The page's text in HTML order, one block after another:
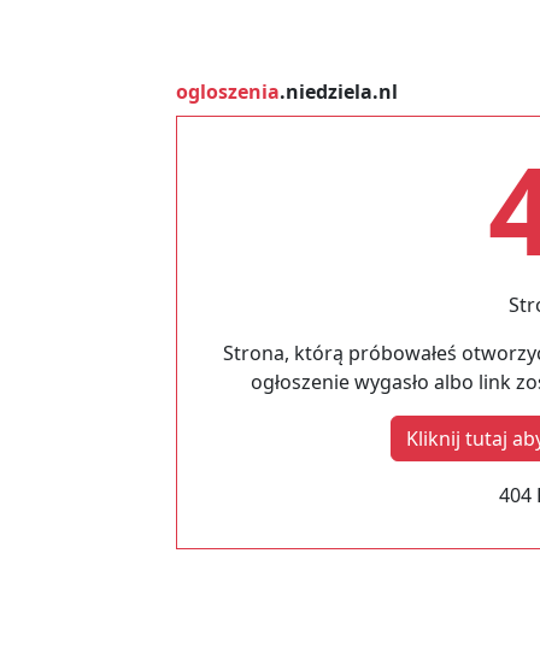
ogloszenia.niedziela.nl
Strona, którą próbowałeś
ogłoszenie wygasło albo link
Kliknij tutaj
404